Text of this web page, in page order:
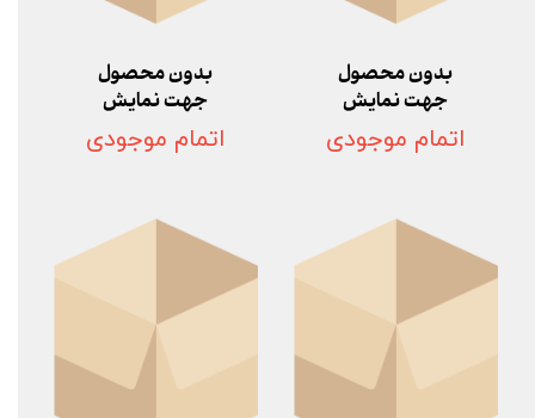
بدون محصول
جهت نمایش
اتمام موجودی
بدون محصول
جهت نمایش
اتمام موجودی